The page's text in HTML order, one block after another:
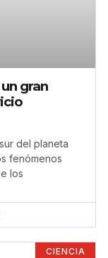
gran
del planeta
fenómenos
los
CIENCIA